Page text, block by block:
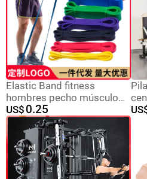
Elastic Band fitness
hombres pecho músculo
resistencia banda fuerza
entrenamiento pista y
campo tirar cuerda pull-up
auxiliar banda de refuerzo
US$ 0.25
de